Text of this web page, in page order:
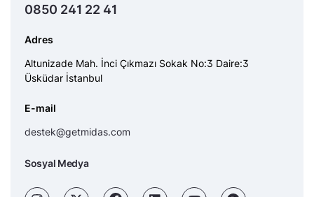
0850 241 22 41
Adres
Altunizade Mah. İnci Çıkmazı Sokak No:3 Daire:3
Üsküdar İstanbul
E-mail
destek@getmidas.com
Sosyal Medya